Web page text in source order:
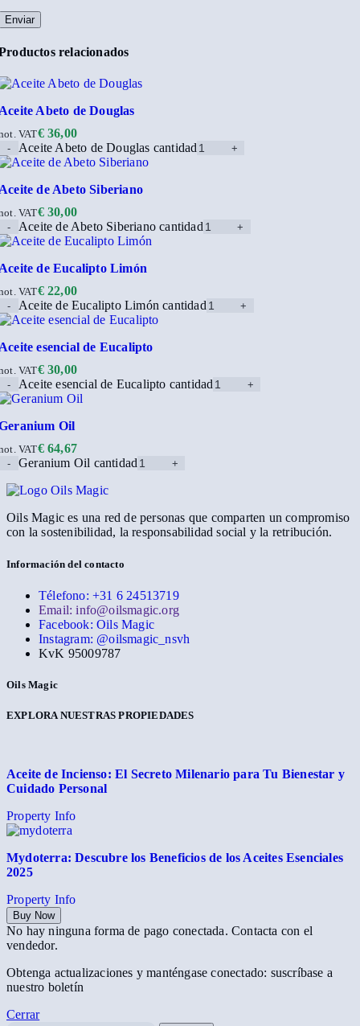
relacionados
Abeto de Douglas
€36,00
VAT
Aceite Abeto de Douglas cantidad
de Abeto Siberiano
€30,00
VAT
Aceite de Abeto Siberiano cantidad
de Eucalipto Limón
€22,00
VAT
Aceite de Eucalipto Limón cantidad
esencial de Eucalipto
€30,00
VAT
Aceite esencial de Eucalipto cantidad
Oil
€64,67
VAT
Geranium Oil cantidad
Oils Magic es una red de personas que comparten un compromiso
con la sostenibilidad, la responsabilidad social y la retribución.
Información del contacto
Télefono: +31 6 24513719
Email: info@oilsmagic.org
Facebook: Oils Magic
Instagram: @oilsmagic_nsvh
KvK 95009787
Oils Magic
EXPLORA NUESTRAS PROPIEDADES
Aceite de Incienso: El Secreto Milenario para Tu Bienestar y
Cuidado Personal
Property Info
Mydoterra: Descubre los Beneficios de los Aceites Esenciales
2025
Property Info
Buy Now
No hay ninguna forma de pago conectada. Contacta con el
vendedor.
Obtenga actualizaciones y manténgase conectado: suscríbase a
nuestro boletín
Cerrar